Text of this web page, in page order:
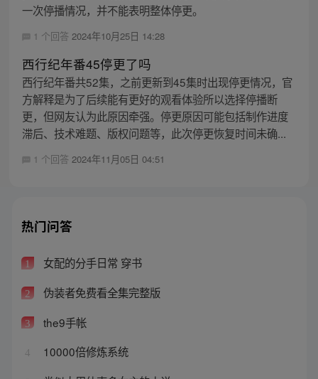
一次停播情况，并不能表明整体停更。
1 个回答 2024年10月25日 14:28
西行纪年番45停更了吗
西行纪年番共52集，之前更新到45集时出现停更情况，官
方解释是为了后续能有更好的观看体验所以选择停播断
更，但网友认为此原因牵强。停更原因可能包括制作进度
滞后、技术难题、版权问题等，此次停更恢复时间未确...
1 个回答 2024年11月05日 04:51
热门问答
1 女配的分手日常 穿书
2 伪装者免费看全集完整版
3 the9手帐
4 10000倍修炼系统